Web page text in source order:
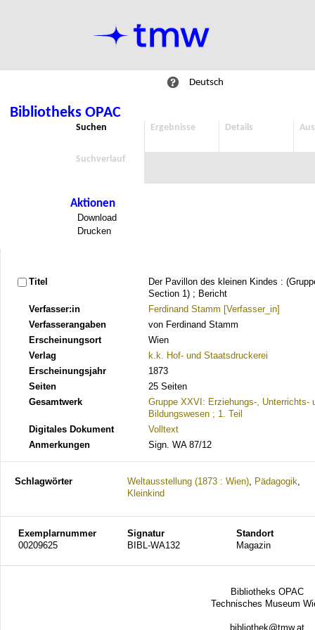
Bibliotheks OPAC
Deutsch
Suchen Ergebnisse Details
Suchverlauf
Aktionen
Download
Drucken
Titel
Der Pavillon des kleinen Kindes :
Section 1) ; Bericht
Verfasser:in
Ferdinand Stamm [Verfasser_in]
Verfasserangaben
von Ferdinand Stamm
Erscheinungsort
Wien
Verlag
k.k. Hof- und Staatsdruckerei
Erscheinungsjahr
1873
Seiten
25 Seiten
Gesamtwerk
Gruppe XXVI: Erziehungs-, Unterrichts-
Bildungswesen ; 1. Teil
Digitales Dokument
Volltext
Anmerkungen
Sign. WA 87/12
Schlagwörter Weltausstellung (1873 : Wien), Pädagogik,
Kleinkind
Exemplarnummer Signatur
Standort
00209625
BIBL-WA132 Magazin
Bibliotheks OPAC
Technisches Museum
bibliothek@tmw.at